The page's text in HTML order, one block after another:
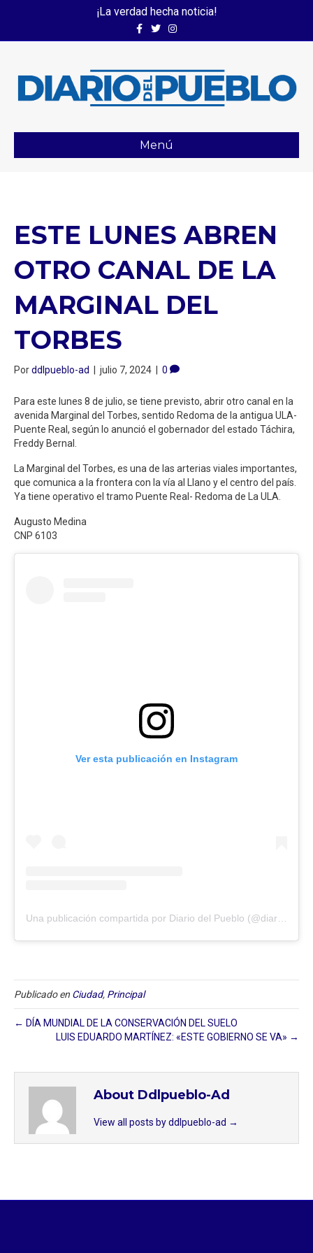
¡La verdad hecha noticia!
FacebookTwitterInstagram
Menú
ESTE LUNES ABREN
OTRO CANAL DE LA
MARGINAL DEL
TORBES
Porddlpueblo-ad | julio 7, 2024 | 0
Para este lunes 8 de julio, se tiene previsto, abrir otro canal en la
avenida Marginal del Torbes, sentido Redoma de la antigua ULA-
Puente Real, según lo anunció el gobernador del estado Táchira,
Freddy Bernal.
La Marginal del Torbes, es una de las arterias viales importantes,
que comunica a la frontera con la vía al Llano y el centro del país.
Ya tiene operativo el tramo Puente Real- Redoma de La ULA.
Augusto Medina
CNP 6103
Ver esta publicación en Instagram
Publicado en Ciudad, Principal
← DÍA MUNDIAL DE LA CONSERVACIÓN DEL SUELO
LUIS EDUARDO MARTÍNEZ: «ESTE GOBIERNO SE VA» →
About Ddlpueblo-Ad
View all posts by ddlpueblo-ad →